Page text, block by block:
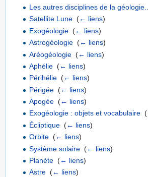
Les autres disciplines de la géologie...
Satellite Lune ‎(← liens)
Exogéologie ‎(← liens)
Astrogéologie ‎(← liens)
Aréogéologie ‎(← liens)
Aphélie ‎(← liens)
Périhélie ‎(← liens)
Périgée ‎(← liens)
Apogée ‎(← liens)
Exogéologie : objets et vocabulaire ‎(
Écliptique ‎(← liens)
Orbite ‎(← liens)
Système solaire ‎(← liens)
Planète ‎(← liens)
Astre ‎(← liens)